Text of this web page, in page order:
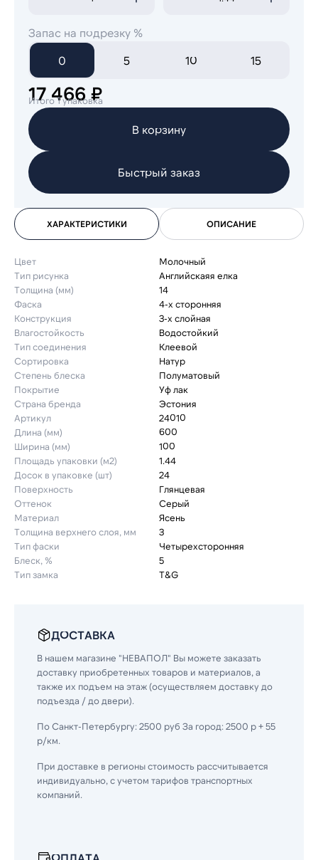
Запас на подрезку %
0 5 10 15
17 466 ₽
Итого 1 упаковка
В корзину
Быстрый заказ
ХАРАКТЕРИСТИКИ ОПИСАНИЕ
Цвет
Молочный
Тип рисунка
Английскаяя елка
Толщина (мм)
14
Фаска
4-х сторонняя
Конструкция
3-х слойная
Влагостойкость
Водостойкий
Тип соединения
Клеевой
Сортировка
Натур
Степень блеска
Полуматовый
Покрытие
Уф лак
Страна бренда
Эстония
Артикул
24010
Длина (мм)
600
Ширина (мм)
100
Площадь упаковки (м2)
1.44
Досок в упаковке (шт)
24
Поверхность
Глянцевая
Оттенок
Серый
Материал
Ясень
Толщина верхнего слоя, мм
3
Тип фаски
Четырехсторонняя
Блеск, %
5
Тип замка
T&G
ДОСТАВКА
В нашем магазине "НЕВАПОЛ" Вы можете заказать
доставку приобретенных товаров и материалов, а
также их подъем на этаж (осуществляем доставку до
подъезда / до двери).
По Санкт-Петербургу: 2500 руб За город: 2500 р + 55
р/км.
При доставке в регионы стоимость рассчитывается
индивидуально, с учетом тарифов транспортных
компаний.